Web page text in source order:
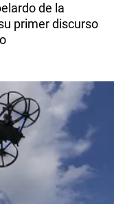
de la
primer discurso